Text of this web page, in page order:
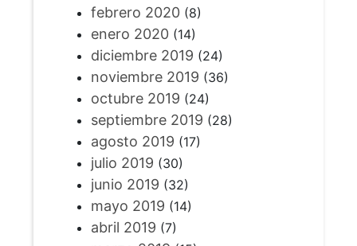
febrero 2020(8)
enero 2020(14)
diciembre 2019 (24)
noviembre 2019 (36)
octubre 2019 (24)
septiembre 2019 (28)
agosto 2019 (17)
julio 2019 (30)
junio 2019 (32)
mayo 2019 (14)
abril 2019 (7)